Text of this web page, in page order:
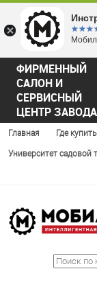
ФИРМЕННЫЙ
САЛОН И
СЕРВИСНЫЙ
ЦЕНТР ЗАВОДА
Главная Где купить
Университет садовой